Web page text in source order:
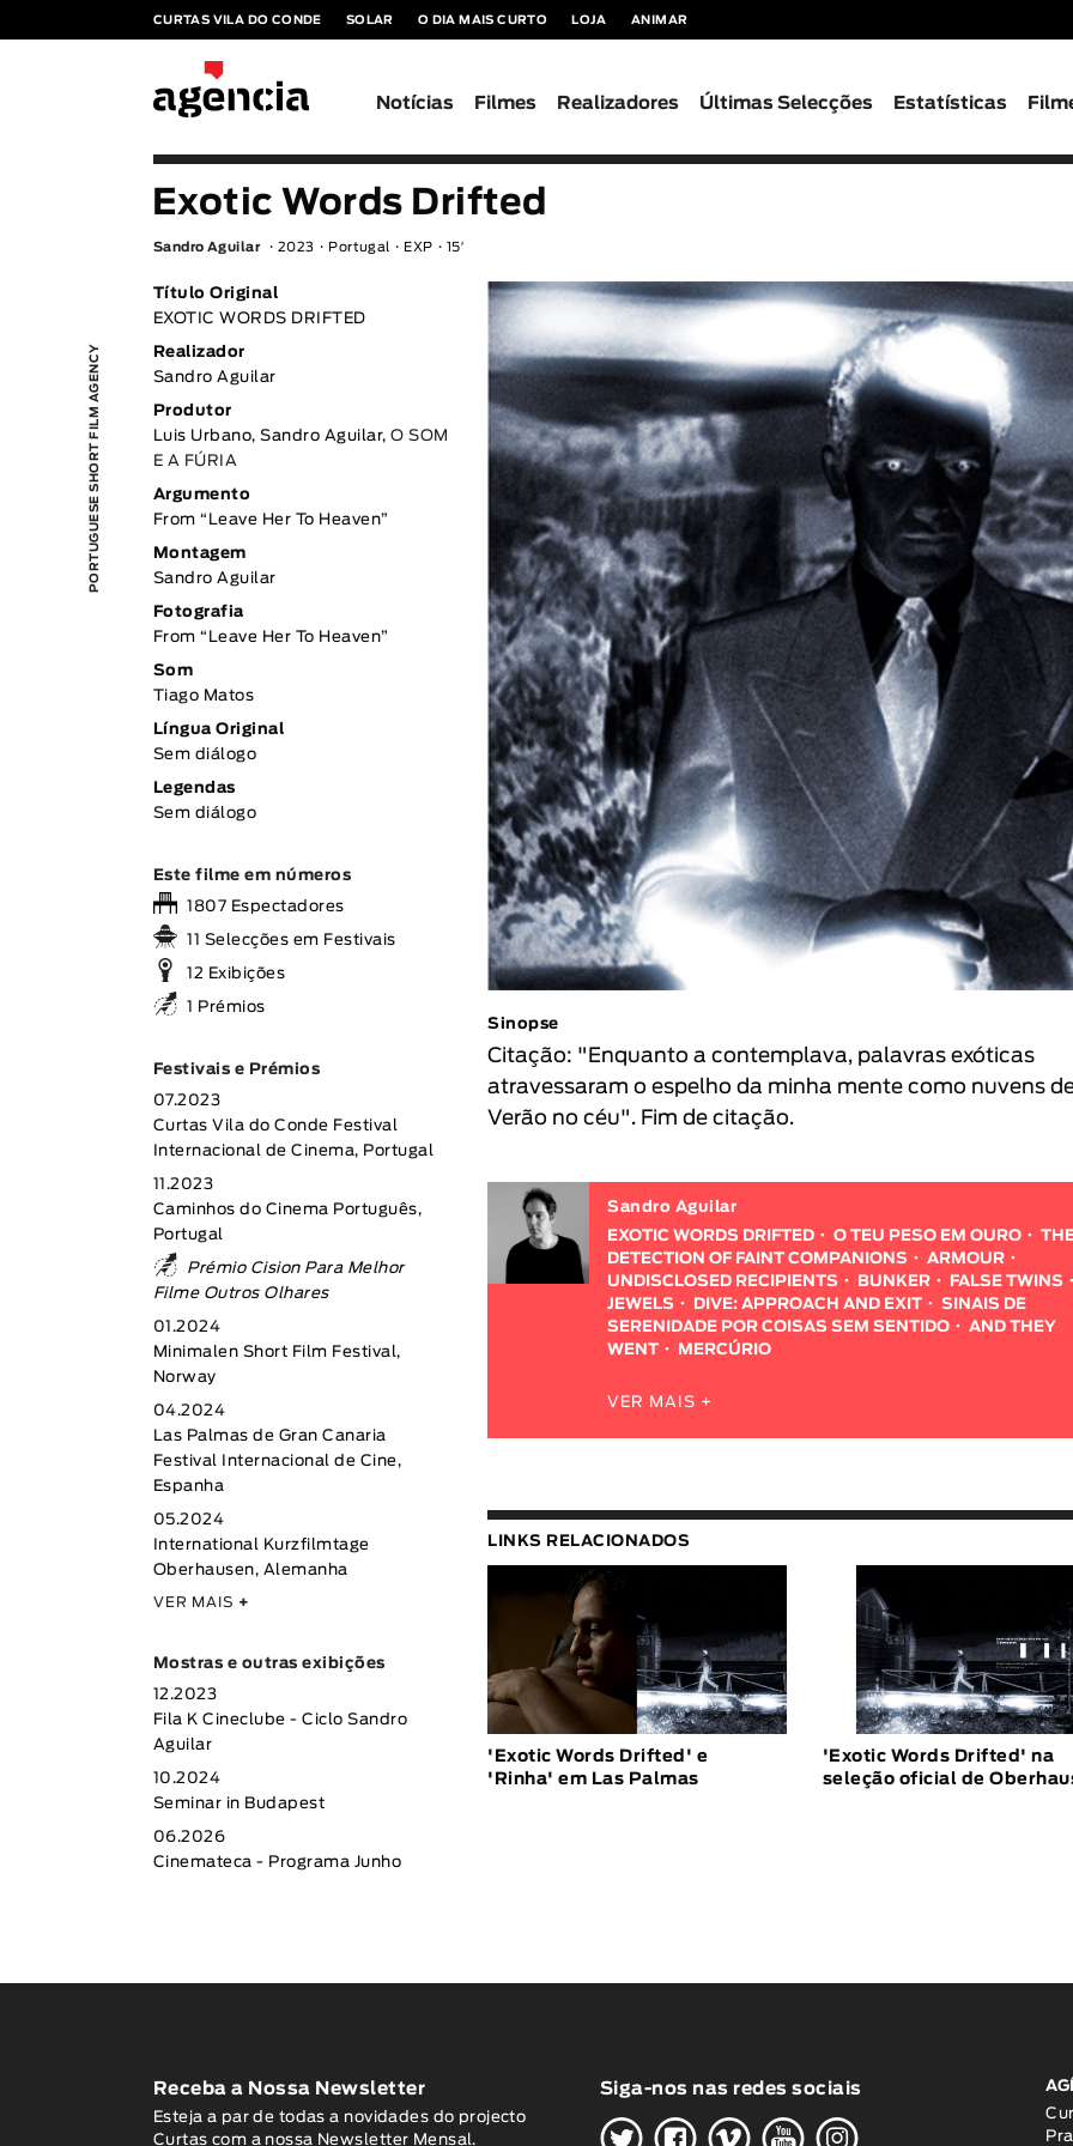
CURTAS VILA DO CONDE SOLAR O DIA MAIS CURTO LOJA ANIMAR
Notícias Filmes Realizadores Últimas Selecções Estatísticas
PORTUGUESE SHORT FILM AGENCY
Exotic Words Drifted
Sandro Aguilar 2023 Portugal EXP 15′
Sinopse
Citação: "Enquanto a contemplava, palavras exóticas
atravessaram o espelho da minha mente como nuvens
Verão no céu". Fim de citação.
Sandro Aguilar
EXOTIC WORDS DRIFTED
O TEU PESO EM OURO
DETECTION OF FAINT COMPANIONS
ARMOUR
UNDISCLOSED RECIPIENTS
BUNKER
FALSE TWINS
JEWELS
DIVE: APPROACH AND EXIT
SINAIS DE
SERENIDADE POR COISAS SEM SENTIDO
AND THEY
WENT
MERCÚRIO
VER MAIS +
LINKS RELACIONADOS
'Exotic Words Drifted' e
'Rinha' em Las Palmas
'Exotic Words Drifted' na
seleção oficial de
Título Original
EXOTIC WORDS DRIFTED
Realizador
Sandro Aguilar
Produtor
Luis Urbano, Sandro Aguilar,O SOM
E A FÚRIA
Argumento
From “Leave Her To Heaven”
Montagem
Sandro Aguilar
Fotografia
From “Leave Her To Heaven”
Som
Tiago Matos
Língua Original
Sem diálogo
Legendas
Sem diálogo
Este filme em números
1807 Espectadores
11 Selecções em Festivais
12 Exibições
1 Prémios
Festivais e Prémios
07.2023
Curtas Vila do Conde Festival
Internacional de Cinema, Portugal
11.2023
Caminhos do Cinema Português,
Portugal
Prémio Cision Para Melhor
Filme Outros Olhares
01.2024
Minimalen Short Film Festival,
Norway
04.2024
Las Palmas de Gran Canaria
Festival Internacional de Cine,
Espanha
05.2024
International Kurzfilmtage
Oberhausen, Alemanha
VER MAIS +
Mostras e outras exibições
12.2023
Fila K Cineclube - Ciclo Sandro
Aguilar
10.2024
Seminar in Budapest
06.2026
Cinemateca - Programa Junho
Receba a Nossa Newsletter
Esteja a par de todas a novidades do projecto
Curtas com a nossa Newsletter Mensal.
Siga-nos nas redes sociais